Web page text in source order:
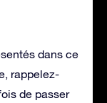
dans ce
rappelez-
de passer